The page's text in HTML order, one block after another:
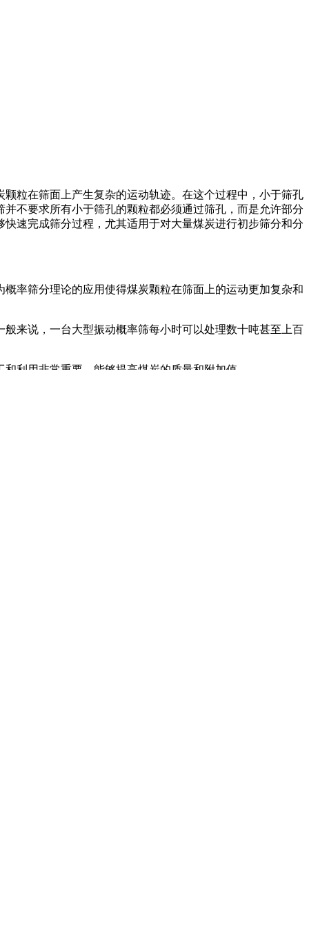
粒在筛面上产生复杂的运动轨迹。在这个过程中，小于筛孔
不要求所有小于筛孔的颗粒都必须通过筛孔，而是允许部分
速完成筛分过程，尤其适用于对大量煤炭进行初步筛分和分
率筛分理论的应用使得煤炭颗粒在筛面上的运动更加复杂和
来说，一台大型振动概率筛每小时可以处理数十吨甚至上百
利用非常重要，能够提高煤炭的质量和附加值。